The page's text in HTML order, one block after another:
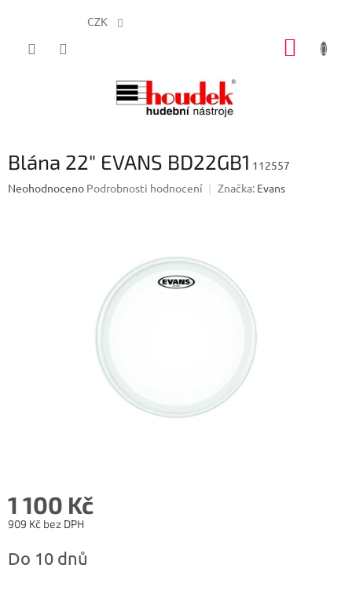
CZK
Blána 22" EVANS BD22GB1 112557
Průměrné
Neohodnoceno Podrobnosti hodnocení Značka: Evans
1 100 Kč
909 Kč bez DPH
cena:
Do 10 dnů